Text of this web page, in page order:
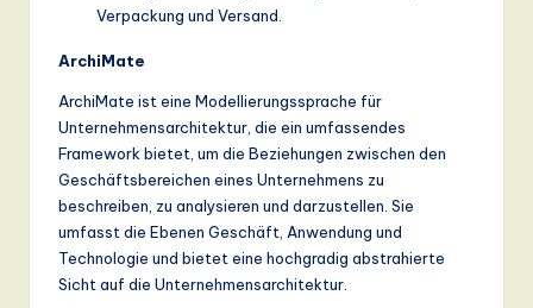
d
D
ig
it
Verpackung und Versand.
ArchiMate
ArchiMate ist eine Modellierungssprache für
Unternehmensarchitektur, die ein umfassendes
Framework bietet, um die Beziehungen zwischen den
Geschäftsbereichen eines Unternehmens zu
beschreiben, zu analysieren und darzustellen. Sie
umfasst die Ebenen Geschäft, Anwendung und
Technologie und bietet eine hochgradig abstrahierte
Sicht auf die Unternehmensarchitektur.